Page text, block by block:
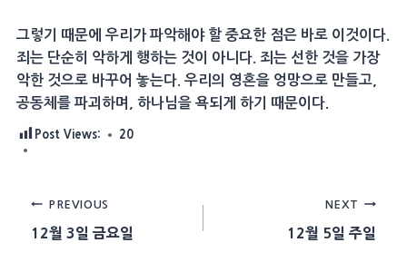
그렇기 때문에 우리가 파악해야 할 중요한 점은 바로 이것이다.
죄는 단순히 악하게 행하는 것이 아니다. 죄는 선한 것을 가장
악한 것으로 바꾸어 놓는다. 우리의 영혼을 엉망으로 만들고,
공동체를 파괴하며, 하나님을 욕되게 하기 때문이다.
Post Views: 20
Post
navigation
PREVIOUS
12월 3일 금요일
NEXT
12월 5일 주일